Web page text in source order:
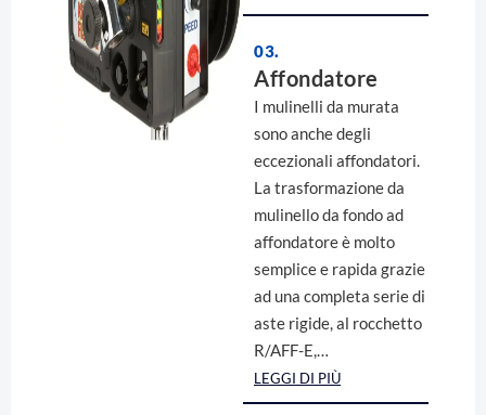
03.
Affondatore
I mulinelli da murata
sono anche degli
eccezionali affondatori.
La trasformazione da
mulinello da fondo ad
affondatore è molto
semplice e rapida grazie
ad una completa serie di
aste rigide, al rocchetto
R/AFF-E,…
LEGGI DI PIÙ